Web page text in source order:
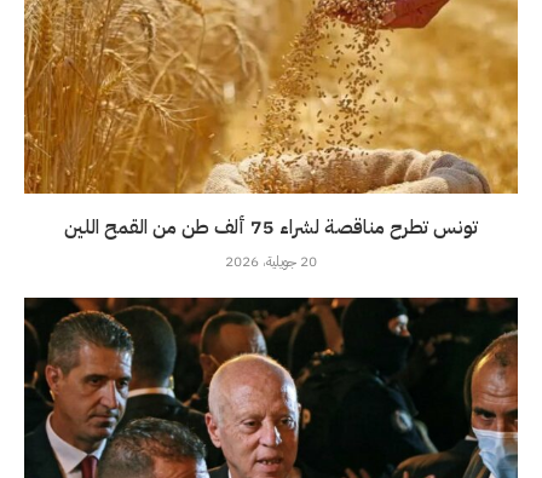
تونس تطرح مناقصة لشراء 75 ألف طن من القمح اللين
20 جويلية، 2026